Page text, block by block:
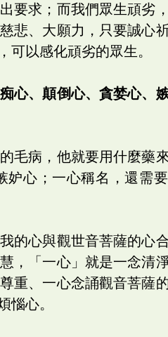
要求；而我們眾生頑劣
悲、大願力，只要誠心
可以感化頑劣的眾生。
心、顛倒心、貪婪心、
毛病，他就要用什麼藥
心；一心稱名，還需
的心與觀世音菩薩的心
，「一心」就是一念清
重、一心念誦觀音菩薩
惱心。